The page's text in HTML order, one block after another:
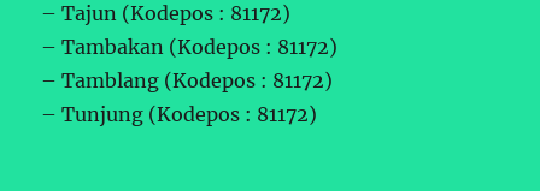
– Tajun (Kodepos : 81172)
– Tambakan (Kodepos : 81172)
– Tamblang (Kodepos : 81172)
– Tunjung (Kodepos : 81172)